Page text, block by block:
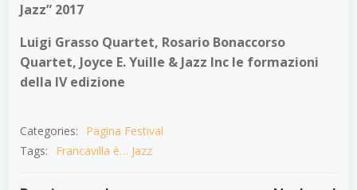
Jazz” 2017
Luigi Grasso Quartet, Rosario Bonaccorso
Quartet, Joyce E. Yuille & Jazz Inc le formazioni
della IV edizione
Categories:
Pagina Festival
Tags:
Francavilla è… Jazz